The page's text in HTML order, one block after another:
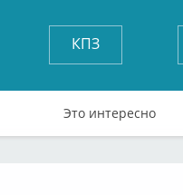
КПЗ
Это интересно